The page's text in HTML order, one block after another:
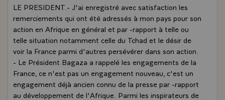
LE PRESIDENT.- J'ai enregistré avec satisfaction les
remerciements qui ont été adressés à mon pays pour son
action en Afrique en général et par -rapport à telle ou
telle situation notamment celle du Tchad et le désir de
voir la France parmi d'autres persévérer dans son action.
- Le Président Bagaza a rappelé les engagements de la
France, ce n'est pas un engagement nouveau, c'est un
engagement déjà ancien connu de la presse par -rapport
au développement de l'Afrique. Parmi les inspirateurs de